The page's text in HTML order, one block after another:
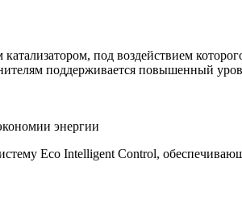
под воздействием
поддерживается повышенный
энергии
Eco Intelligent Control,